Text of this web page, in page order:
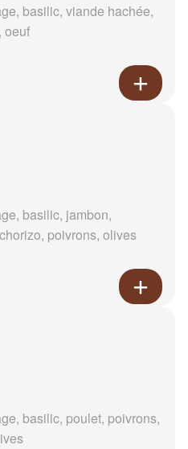
basilic, viande hachée,
oeuf
basilic, jambon,
poivrons, olives
basilic, poulet, poivrons,